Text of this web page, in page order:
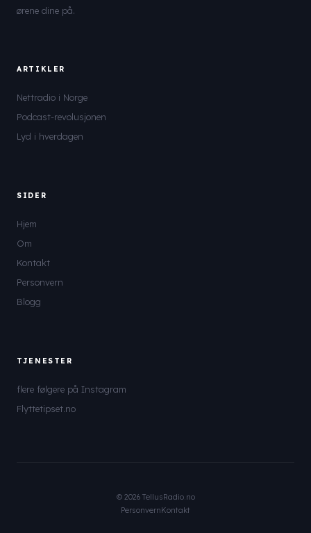
ørene dine på.
ARTIKLER
Nettradio i Norge
Podcast-revolusjonen
Lyd i hverdagen
SIDER
Hjem
Om
Kontakt
Personvern
Blogg
TJENESTER
flere følgere på Instagram
Flyttetipset.no
© 2026 TellusRadio.no
PersonvernKontakt